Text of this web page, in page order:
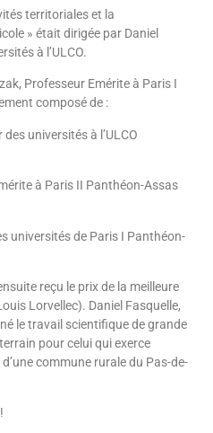
territoriales et la
» était dirigée par Daniel
à l’ULCO.
Professeur Emérite à Paris I
composé de :
universités à l’ULCO
à Paris II Panthéon-Assas
universités de Paris I Panthéon-
reçu le prix de la meilleure
Lorvellec). Daniel Fasquelle,
le travail scientifique de grande
pour celui qui exerce
commune rurale du Pas-de-